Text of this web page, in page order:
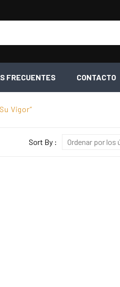
FRECUENTES CONTACTO
Vigor”
Sort By : Ordenar por los